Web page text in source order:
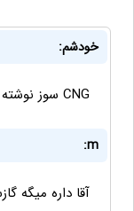
خودشم:
CNG سوز نوشته
m:
آقا داره ميگه